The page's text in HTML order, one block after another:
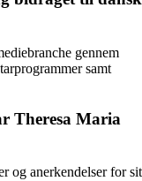
gennem
samt
Theresa Maria
og anerkendelser for sit